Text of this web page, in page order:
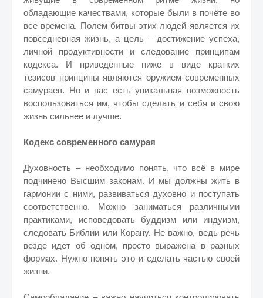
обладающие качествами, которые были в почёте во
все времена. Полем битвы этих людей является их
повседневная жизнь, а цель – достижение успеха,
личной продуктивности и следование принципам
кодекса. И приведённые ниже в виде кратких
тезисов принципы являются оружием современных
самураев. Но и вас есть уникальная возможность
воспользоваться им, чтобы сделать и себя и свою
жизнь сильнее и лучше.
Кодекс современного самурая
Духовность – необходимо понять, что всё в мире
подчинено Высшим законам. И мы должны жить в
гармонии с ними, развиваться духовно и поступать
соответственно. Можно заниматься различными
практиками, исповедовать буддизм или индуизм,
следовать Библии или Корану. Не важно, ведь речь
везде идёт об одном, просто выражена в разных
формах. Нужно понять это и сделать частью своей
жизни.